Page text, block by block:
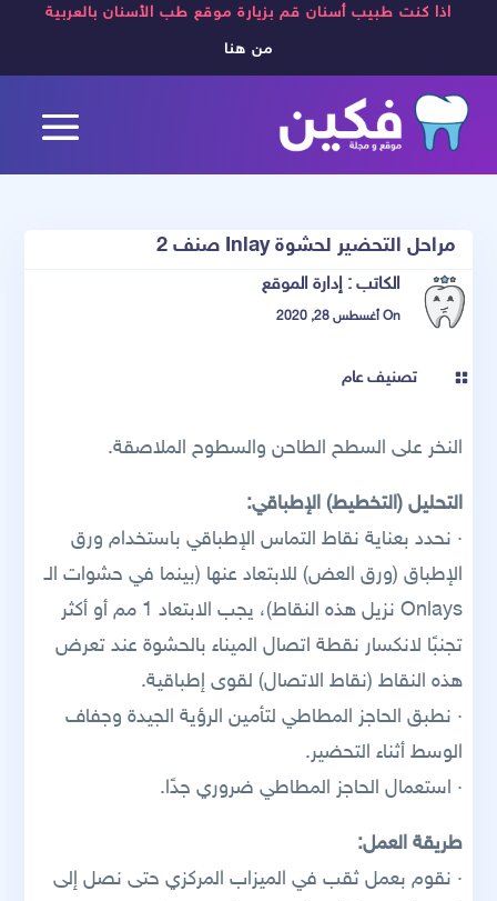
اذا كنت طبيب أسنان قم بزيارة موقع طب الأسنان بالعربية
من هنا
مراحل التحضير لحشوة Inlay صنف 2
الكاتب :إدارة الموقع
On أغسطس 28, 2020
 تصنيف عام
النخر على السطح الطاحن والسطوح الملاصقة.
التحليل (التخطيط) الإطباقي:
· نحدد بعناية نقاط التماس الإطباقي باستخدام ورق
الإطباق (ورق العض) للابتعاد عنها (بينما في حشوات الـ
Onlays نزيل هذه النقاط)، يجب الابتعاد 1 مم أو أكثر
تجنبًا لانكسار نقطة اتصال الميناء بالحشوة عند تعرض
هذه النقاط (نقاط الاتصال) لقوى إطباقية.
· نطبق الحاجز المطاطي لتأمين الرؤية الجيدة وجفاف
الوسط أثناء التحضير.
· استعمال الحاجز المطاطي ضروري جدًا.
طريقة العمل:
· نقوم بعمل ثقب في الميزاب المركزي حتى نصل إلى